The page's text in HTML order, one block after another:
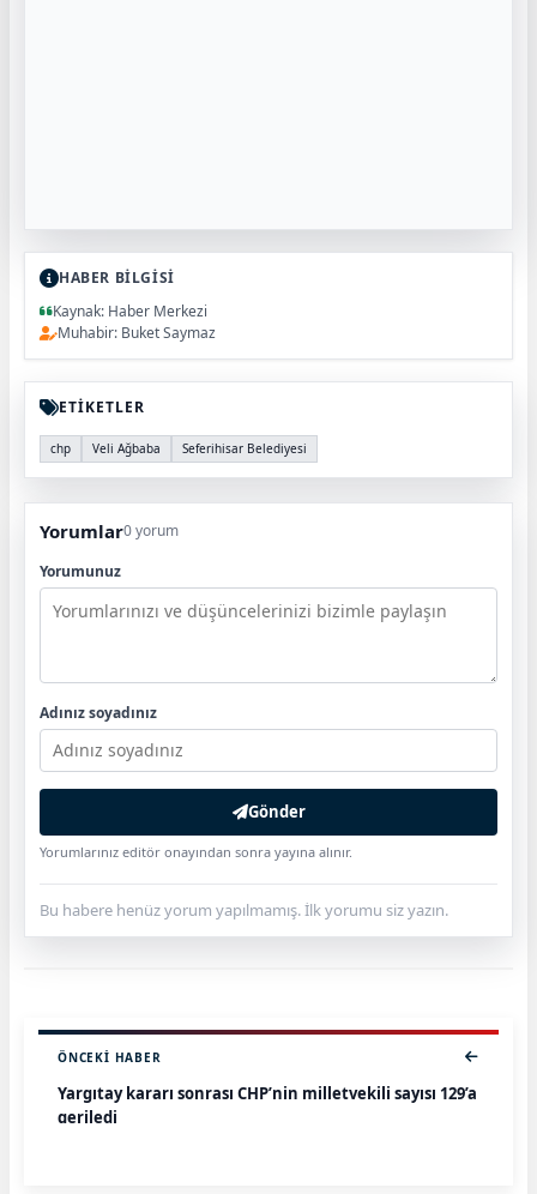
HABER BİLGİSİ
Kaynak: Haber Merkezi
Muhabir: Buket Saymaz
ETİKETLER
chp Veli Ağbaba Seferihisar Belediyesi
Yorumlar0 yorum
Yorumunuz
Adınız soyadınız
Gönder
Yorumlarınız editör onayından sonra yayına alınır.
Bu habere henüz yorum yapılmamış. İlk yorumu siz yazın.
ÖNCEKI HABER
Yargıtay kararı sonrası CHP’nin milletvekili sayısı 129’a
geriledi